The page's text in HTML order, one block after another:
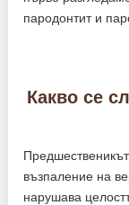
пародонтит и
Какво се
възпаление на
нарушава